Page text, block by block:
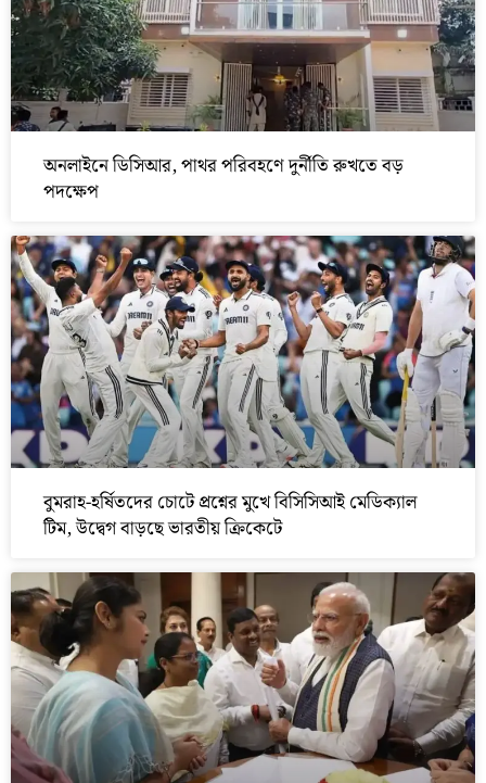
অনলাইনে ডিসিআর, পাথর পরিবহণে দুর্নীতি রুখতে বড়
পদক্ষেপ
বুমরাহ-হর্ষিতদের চোটে প্রশ্নের মুখে বিসিসিআই মেডিক্যাল
টিম, উদ্বেগ বাড়ছে ভারতীয় ক্রিকেটে